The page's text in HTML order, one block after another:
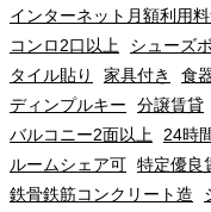
インターネット月額利用
コンロ2口以上
シューズ
タイル貼り
家具付き 食
ディンプルキー
分譲賃貸
バルコニー2面以上 24時
ルームシェア可 特定優良
鉄骨鉄筋コンクリート造